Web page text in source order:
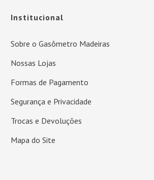
Institucional
Sobre o Gasômetro Madeiras
Nossas Lojas
Formas de Pagamento
Segurança e Privacidade
Trocas e Devoluções
Mapa do Site